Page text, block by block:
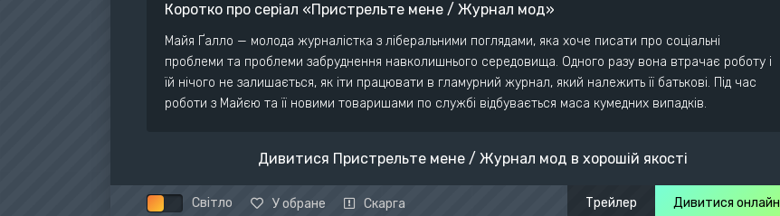
Коротко про серіал «Пристрельте мене / Журнал мод»
Майя Ґалло — молода журналістка з ліберальними поглядами, яка хоче писати про соціальні
проблеми та проблеми забруднення навколишнього середовища. Одного разу вона втрачає роботу і
їй нічого не залишається, як іти працювати в гламурний журнал, який належить її батькові. Під час
роботи з Майєю та її новими товаришами по службі відбувається маса кумедних випадків.
Дивитися Пристрельте мене / Журнал мод в хорошій якості
Світло У обране Скарга Дивитися онлайн
Трейлер